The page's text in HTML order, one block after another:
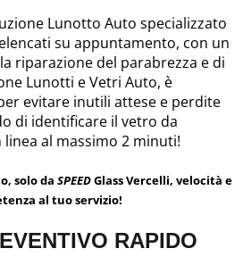
Lunotto Auto specializzato
su appuntamento, con un
riparazione del parabrezza e di
Lunotti e Vetri Auto, è
evitare inutili attese e perdite
di identificare il vetro da
al massimo 2 minuti!
solo da SPEEDGlass Vercelli, velocità e
al tuo servizio!
RAPIDO